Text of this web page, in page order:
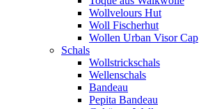
Wollvelours Hut
Woll Fischerhut
Wollen Urban Visor Cap
Schals
Wollstrickschals
Wellenschals
Bandeau
Pepita Bandeau